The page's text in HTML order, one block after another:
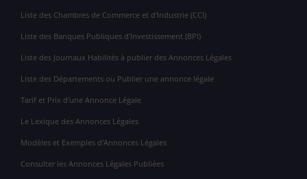
Liste des Chambres de Commerce et d'Industrie (CCI)
Liste des Banques Publiques d'Investissement (BPI)
Liste des Journaux Habilités à publier des Annonces Légales
Liste des Départements ou Publier une annonce légale
Tarif et Prix d'une Annonce Légale
Le Lexique des Annonces Légales
Modèles et Exemples d'Annonces Légales
Consulter les Annonces Légales Publiées